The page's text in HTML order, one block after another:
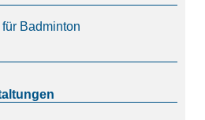
Badminton